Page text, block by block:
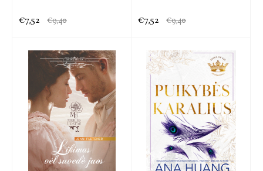
€7,52 €9,40 €7,52 €9,40